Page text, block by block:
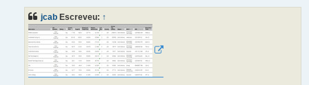
jcab Escreveu: ↑